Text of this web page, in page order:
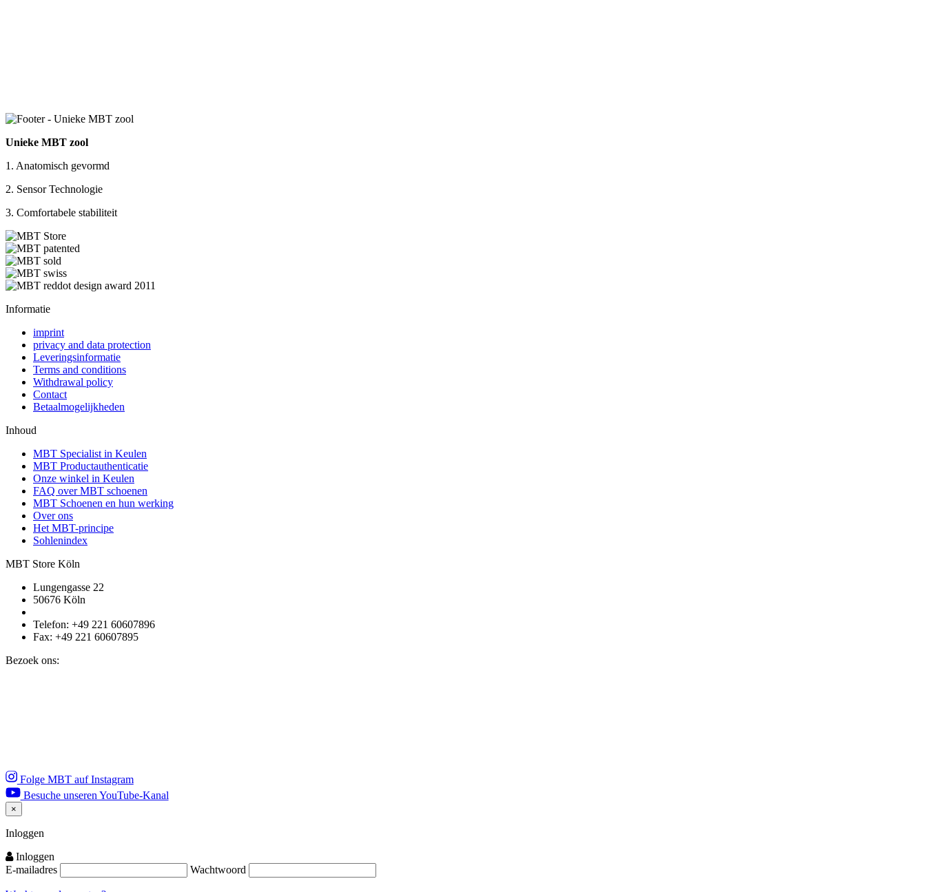
Unieke MBT zool
1. Anatomisch gevormd
2. Sensor Technologie
3. Comfortabele stabiliteit
Informatie
imprint
privacy and data protection
Leveringsinformatie
Terms and conditions
Withdrawal policy
Contact
Betaalmogelijkheden
Inhoud
MBT Specialist in Keulen
MBT Productauthenticatie
Onze winkel in Keulen
FAQ over MBT schoenen
MBT Schoenen en hun werking
Over ons
Het MBT-principe
Sohlenindex
MBT Store Köln
Lungengasse 22
50676 Köln
Telefon: +49 221 60607896
Fax: +49 221 60607895
Bezoek ons:
Folge MBT auf Instagram
Besuche unseren YouTube-Kanal
×
Close
Inloggen
Inloggen
E-mailadres
Wachtwoord